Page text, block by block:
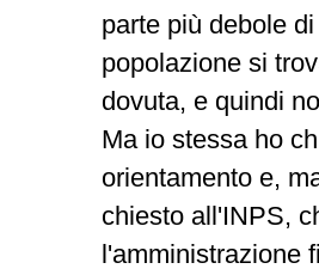
parte più debole
popolazione si
dovuta, e quindi
Ma io stessa ho
orientamento e,
chiesto all'INPS,
l'amministrazione